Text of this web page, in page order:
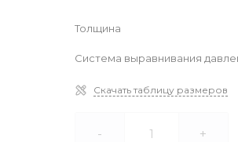
Толщина
Система выравнивания
Скачать таблицу размеров
- +